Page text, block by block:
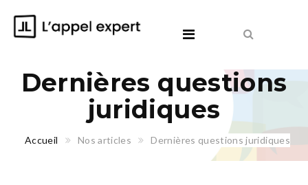
Dernières questions
juridiques
Accueil Nos articles Dernières questions juridiques